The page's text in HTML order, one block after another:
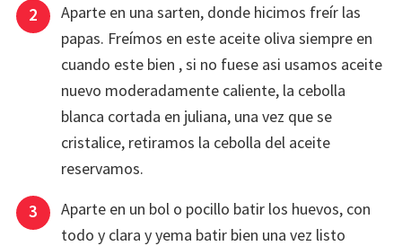
Aparte en una sarten, donde hicimos freír las
papas. Freímos en este aceite oliva siempre en
cuando este bien , si no fuese asi usamos aceite
nuevo moderadamente caliente, la cebolla
blanca cortada en juliana, una vez que se
cristalice, retiramos la cebolla del aceite
reservamos.
Aparte en un bol o pocillo batir los huevos, con
todo y clara y yema batir bien una vez listo